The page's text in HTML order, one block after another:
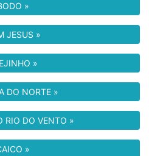
»
JESUS »
»
DO NORTE »
RIO DO VENTO »
»